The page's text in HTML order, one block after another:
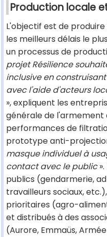
Production locale
L'objectif est de
les meilleurs délais le
un processus de
projet Résilience
inclusive en
avec l'aide d'acteurs
», expliquent les
générale de
performances de
prototype anti-
masque individuel à
contact avec le public».
publics (gendarmerie,
travailleurs sociaux,
prioritaires (agro-
et distribués à des
(Aurore, Emmaüs,